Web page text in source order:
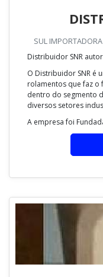
SUL
Distribuidor SNR
O Distribuidor SNR é
rolamentos que faz
dentro do segmento
diversos setores
A empresa foi